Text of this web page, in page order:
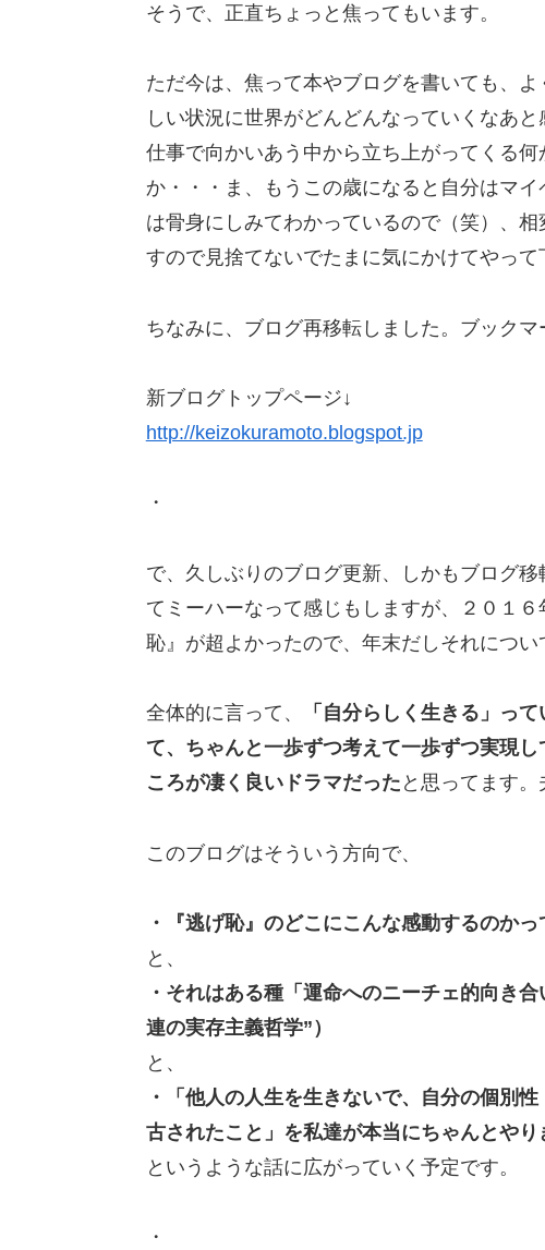
そうで、正直ちょっと焦ってもいます。
ただ今は、焦って本やブログを書いても、
しい状況に世界がどんどんなっていくなあ
仕事で向かいあう中から立ち上がってくる
か・・・ま、もうこの歳になると自分はマ
は骨身にしみてわかっているので（笑）、
すので見捨てないでたまに気にかけてやって
ちなみに、ブログ再移転しました。ブック
新ブログトップページ↓
http://keizokuramoto.blogspot.jp
・
で、久しぶりのブログ更新、しかもブログ
てミーハーなって感じもしますが、２０１
恥』が超よかったので、年末だしそれについ
全体的に言って、
「自分らしく生きる」っ
て、ちゃんと一歩ずつ考えて一歩ずつ実現
ころが凄く良いドラマだった と思ってます。
このブログはそういう方向で、
・『逃げ恥』のどこにこんな感動するのかっ
と、
・それはある種「運命へのニーチェ的向き
連の実存主義哲学”）
と、
・「他人の人生を生きないで、自分の個別
古されたこと」を私達が本当にちゃんとや
というような話に広がっていく予定です。
・